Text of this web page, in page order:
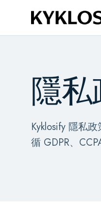
跳到主要內容
隱
Kyklosify 隱私
循 GDPR、